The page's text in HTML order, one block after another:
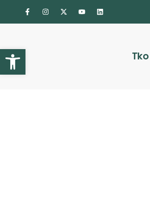
Otvori alatnu traku